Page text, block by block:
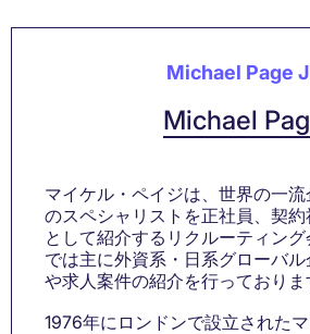
Michael Page
Michael
マイケル・ペイジは、世界の一
のスペシャリストを正社員、契
として紹介するリクルーティン
では主に外資系・日系グローバ
や求人案件の紹介を行っておりま
1976年にロンドンで設立された